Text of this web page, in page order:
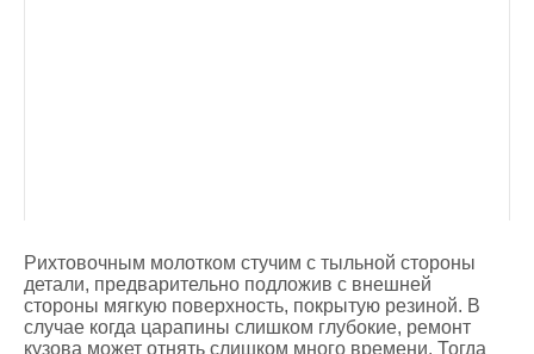
Рихтовочным молотком стучим с тыльной стороны
детали, предварительно подложив с внешней
стороны мягкую поверхность, покрытую резиной. В
случае когда царапины слишком глубокие, ремонт
кузова может отнять слишком много времени. Тогда